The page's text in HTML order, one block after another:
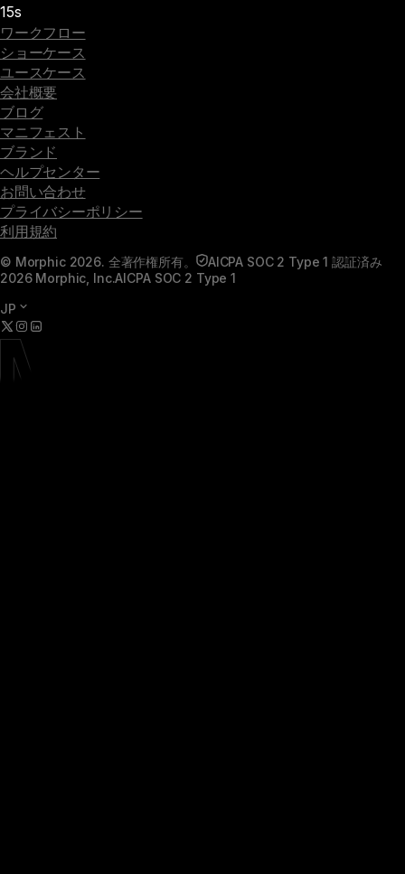
15s
ワークフロー
ショーケース
ユースケース
会社概要
ブログ
マニフェスト
ブランド
ヘルプセンター
お問い合わせ
プライバシーポリシー
利用規約
© Morphic 2026. 全著作権所有。
AICPA SOC 2 Type 1 認証済み
2026 Morphic, Inc.AICPA SOC 2 Type 1
JP